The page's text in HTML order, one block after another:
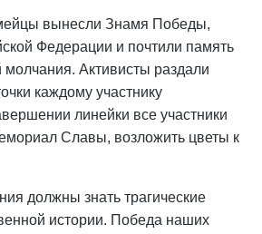
вынесли Знамя Победы,
Федерации и почтили память
Активисты раздали
каждому участнику
линейки все участники
Славы, возложить цветы к
должны знать трагические
истории. Победа наших